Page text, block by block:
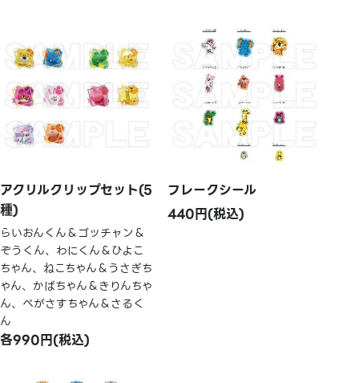
アクリルクリップセット(5
種)
らいおんくん＆ゴッチャン＆
ぞうくん、わにくん＆ひよこ
ちゃん、ねこちゃん＆うさぎち
ゃん、かばちゃん＆きりんちゃ
ん、ぺがさすちゃん＆さるく
ん
各990円(税込)
フレークシール
440円(税込)